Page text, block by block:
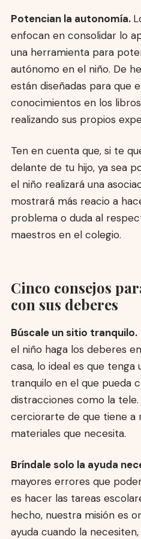
Potencian la autonomía.
enfocan en consolidar lo
una herramienta para
autónomo en el niño. De
están diseñadas para que
conocimientos en los
realizando sus propios
Ten en cuenta que, si te
delante de tu hijo, ya sea
el niño realizará una
mostrará más reacio a
problema o duda al
maestros en el colegio.
Cinco consejos
con sus deberes
Búscale un sitio tranquilo.
el niño haga los deberes
casa, lo ideal es que tenga
tranquilo en el que pueda
distracciones como la
cerciorarte de que tiene a
materiales que necesita.
Bríndale solo la ayuda
mayores errores que
es hacer las tareas
hecho, nuestra misión es
ayuda cuando la